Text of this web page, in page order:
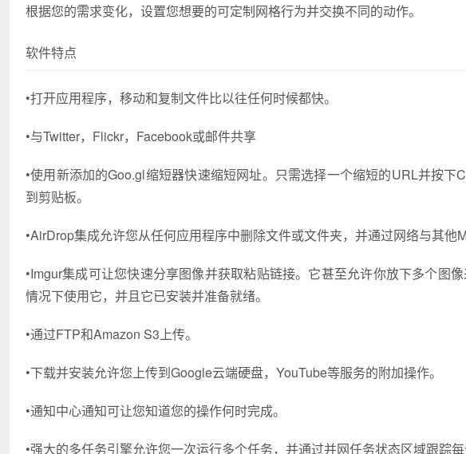
根据您的需求变化，设置您想要的可定制网格行为并交换不同的动作。
软件特点
•打开应用程序，移动和复制文件比以往任何时候都快。
•与Twitter，Flickr，Facebook或邮件共享
•使用新添加的Goo.gl缩短器快速缩短网址。只需选择一个缩短的URL并按
到剪贴板。
•AirDrop集成允许您从任何应用程序中删除文件或文件夹，并通过网络与其他
•Imgur集成可让您快速分享图像并获取粘贴链接。它甚至允许你放下多个图
情况下使用它，并且它已安装并准备就绪。
•通过FTP和Amazon S3上传。
•下载并安装允许您上传到Google云端硬盘，YouTube等服务的附加操作。
•通知中心通知可让您知道您的操作何时完成。
•强大的多任务引擎允许您一次运行多个任务，并通过并网任务状态区域跟踪每